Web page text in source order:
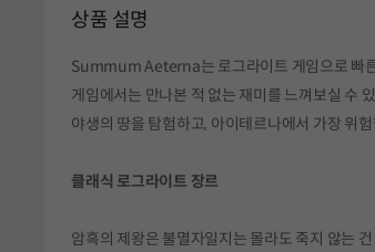
상품 설명
Summum Aeterna는 로그라이트 게임으로 빠
게임에서는 만나본 적 없는 재미를 느껴보실 수
야생의 땅을 탐험하고, 아이테르나에서 가장 위
클래식 로그라이트 장르
암흑의 제왕은 불멸자일지는 몰라도 죽지 않는